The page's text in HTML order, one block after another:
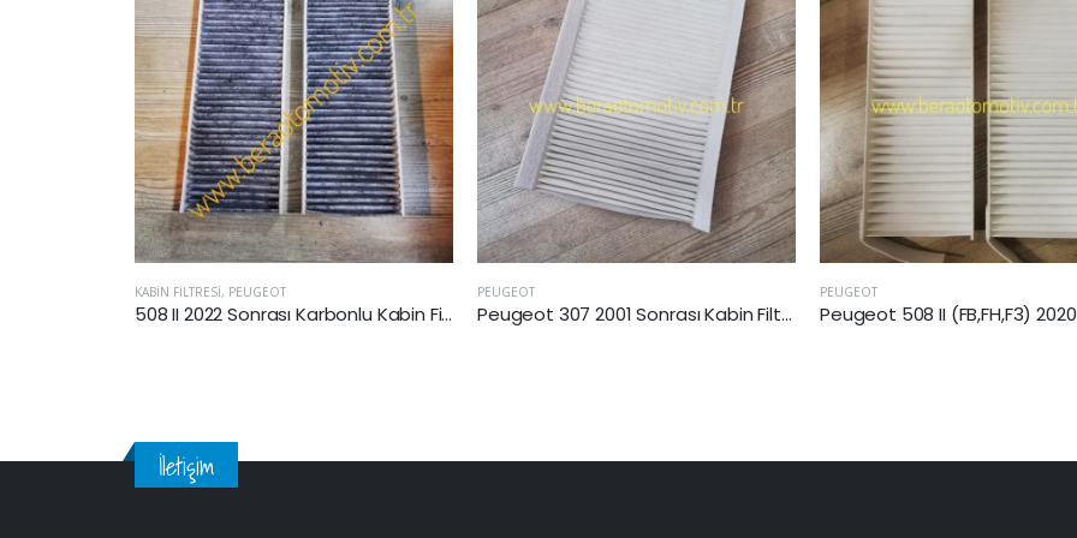
PEUGEOT
Peugeot 307 2001 Sonrası Kabin Filtresi
PEUGEOT
Peugeot 508 II (FB,FH,F3) 2020 Sonrası Kabin Filtresi
PEUGEOT
İletişim